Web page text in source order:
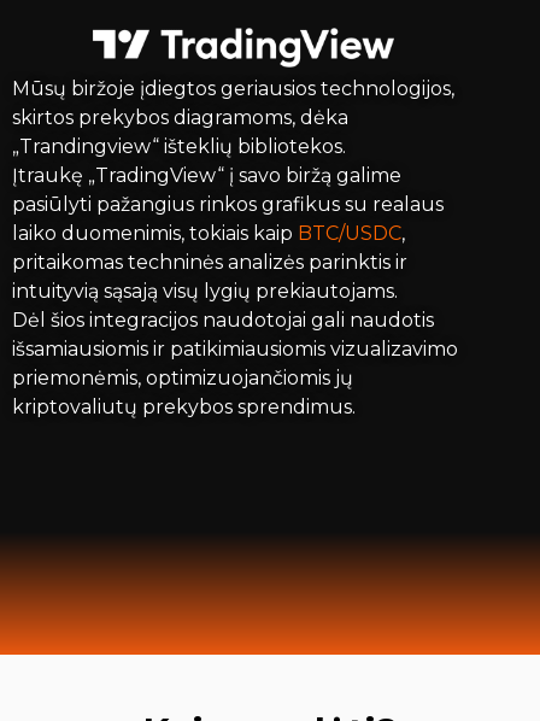
Mūsų biržoje įdiegtos geriausios technologijos,
skirtos prekybos diagramoms, dėka
„Trandingview“ išteklių bibliotekos.
Įtraukę „TradingView“ į savo biržą galime
pasiūlyti pažangius rinkos grafikus su realaus
laiko duomenimis, tokiais kaip BTC/USDC,
pritaikomas techninės analizės parinktis ir
intuityvią sąsają visų lygių prekiautojams.
Dėl šios integracijos naudotojai gali naudotis
išsamiausiomis ir patikimiausiomis vizualizavimo
priemonėmis, optimizuojančiomis jų
kriptovaliutų prekybos sprendimus.